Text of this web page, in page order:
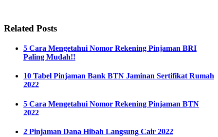
Related Posts
5 Cara Mengetahui Nomor Rekening Pinjaman BRI
Paling Mudah!!
10 Tabel Pinjaman Bank BTN Jaminan Sertifikat Rumah
2022
5 Cara Mengetahui Nomor Rekening Pinjaman BTN
2022
2 Pinjaman Dana Hibah Langsung Cair 2022